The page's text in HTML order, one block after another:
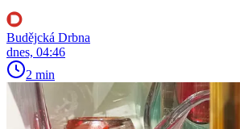
Budějcká Drbna
dnes, 04:46
2 min